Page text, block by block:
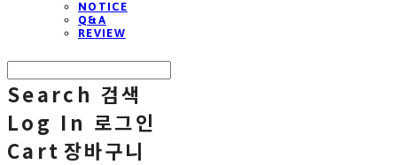
NOTICE
Q&A
REVIEW
Search 검색
Log In 로그인
Cart 장바구니